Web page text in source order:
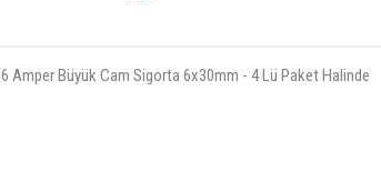
6 Amper Büyük Cam Sigorta 6x30mm - 4 Lü Paket Halinde